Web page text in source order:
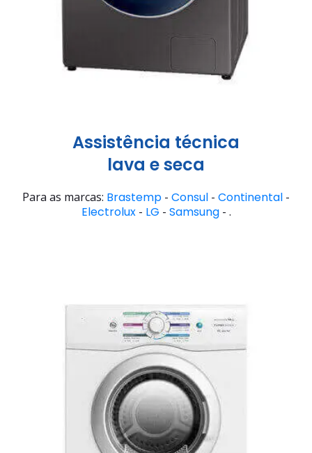
Assistência técnica
lava e seca
Para as marcas: Brastemp - Consul - Continental -
Electrolux- LG - Samsung- .